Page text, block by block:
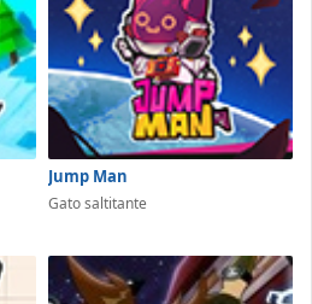
Jump Man
Gato saltitante